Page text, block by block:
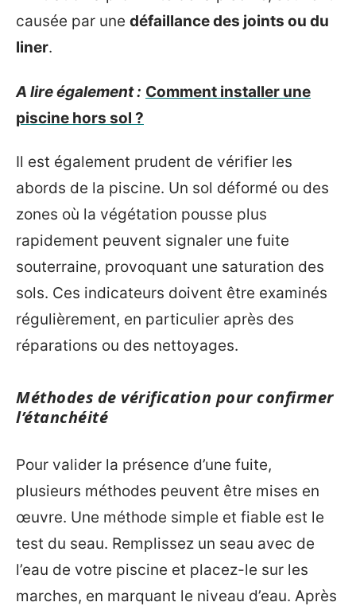
causée par une défaillance des joints ou du
liner.
A lire également : Comment installer une
piscine hors sol ?
Il est également prudent de vérifier les
abords de la piscine. Un sol déformé ou des
zones où la végétation pousse plus
rapidement peuvent signaler une fuite
souterraine, provoquant une saturation des
sols. Ces indicateurs doivent être examinés
régulièrement, en particulier après des
réparations ou des nettoyages.
Méthodes de vérification pour confirmer
l’étanchéité
Pour valider la présence d’une fuite,
plusieurs méthodes peuvent être mises en
œuvre. Une méthode simple et fiable est le
test du seau. Remplissez un seau avec de
l’eau de votre piscine et placez-le sur les
marches, en marquant le niveau d’eau. Après